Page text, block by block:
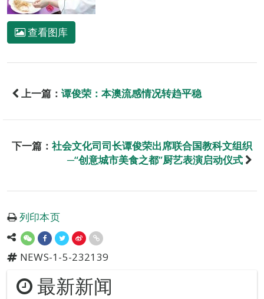
查看图库
上一篇： 谭俊荣：本澳流感情况转趋平稳
下一篇： 社会文化司司长谭俊荣出席联合国教科文组织
─“创意城市美食之都”厨艺表演启动仪式
列印本页
NEWS-1-5-232139
最新新闻